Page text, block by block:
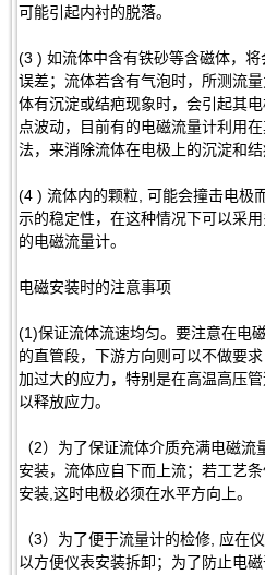
可能引起内衬的脱落。
(3 ) 如流体中含有铁砂等含磁体，
误差；流体若含有气泡时，所测流
体有沉淀或结疤现象时，会引起其
点波动，目前有的电磁流量计利用
法，来消除流体在电极上的沉淀和结
(4 ) 流体内的颗粒, 可能会撞击电极
示的稳定性，在这种情况下可以采
的电磁流量计。
电磁安装时的注意事项
(1)保证流体流速均匀。要注意在电
的直管段，下游方向则可以不做要
加过大的应力，特别是在高温高压
以释放应力。
（2）为了保证流体介质充满电磁
安装，流体应自下而上流；若工艺
安装,这时电极必须在水平方向上。
（3）为了便于流量计的检修, 应在
以方便仪表安装拆卸；为了防止电